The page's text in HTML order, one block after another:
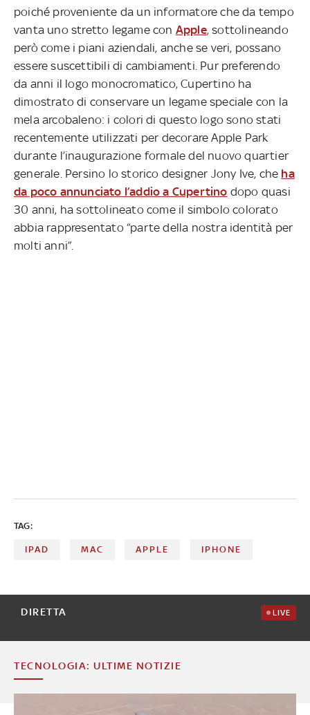
poiché proveniente da un informatore che da tempo
vanta uno stretto legame con Apple, sottolineando
però come i piani aziendali, anche se veri, possano
essere suscettibili di cambiamenti. Pur preferendo
da anni il logo monocromatico, Cupertino ha
dimostrato di conservare un legame speciale con la
mela arcobaleno: i colori di questo logo sono stati
recentemente utilizzati per decorare Apple Park
durante l’inaugurazione formale del nuovo quartier
generale. Persino lo storico designer Jony Ive, che ha
da poco annunciato l’addio a Cupertino dopo quasi
30 anni, ha sottolineato come il simbolo colorato
abbia rappresentato “parte della nostra identità per
molti anni”.
TAG:
IPAD MAC APPLE IPHONE
DIRETTA LIVE
TECNOLOGIA: ULTIME NOTIZIE